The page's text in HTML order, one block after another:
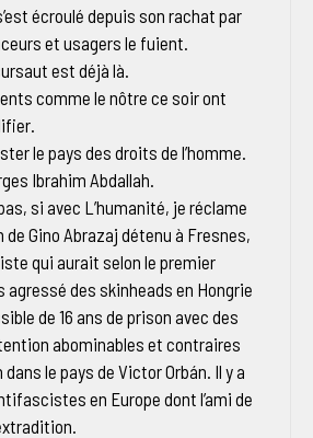
écroulé depuis son rachat par
et usagers le fuient.
est déjà là.
comme le nôtre ce soir ont
le pays des droits de l’homme.
Ibrahim Abdallah.
si avec L’humanité, je réclame
Gino Abrazaj détenu à Fresnes,
qui aurait selon le premier
des skinheads en Hongrie
de 16 ans de prison avec des
abominables et contraires
le pays de Victor Orbán. Il y a
en Europe dont l’ami de